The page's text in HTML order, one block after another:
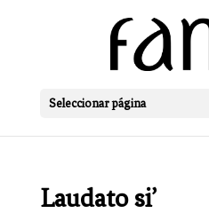
Seleccionar página
Laudato si’